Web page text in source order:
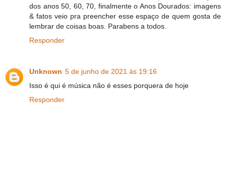
dos anos 50, 60, 70, finalmente o Anos Dourados: imagens
& fatos veio pra preencher esse espaço de quem gosta de
lembrar de coisas boas. Parabens a todos.
Responder
Unknown 5 de junho de 2021 às 19:16
Isso é qui é música não é esses porquera de hoje
Responder